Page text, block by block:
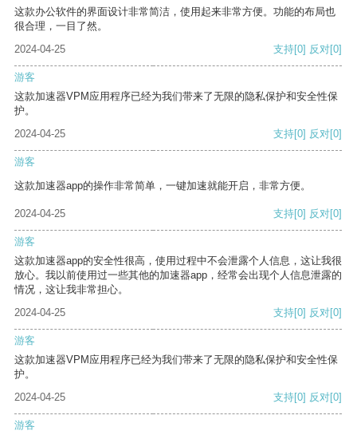
这款办公软件的界面设计非常简洁，使用起来非常方便。功能的布局也
很合理，一目了然。
2024-04-25
支持[0] 反对[0]
游客
这款加速器VPM应用程序已经为我们带来了无限的隐私保护和安全性保
护。
2024-04-25
支持[0] 反对[0]
游客
这款加速器app的操作非常简单，一键加速就能开启，非常方便。
2024-04-25 支持[0] 反对[0]
游客
这款加速器app的安全性很高，使用过程中不会泄露个人信息，这让我很
放心。我以前使用过一些其他的加速器app，经常会出现个人信息泄露的
情况，这让我非常担心。
2024-04-25
支持[0] 反对[0]
游客
这款加速器VPM应用程序已经为我们带来了无限的隐私保护和安全性保
护。
2024-04-25
支持[0] 反对[0]
游客